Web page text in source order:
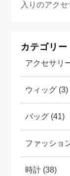
入りのアクセ
カテゴリー
アクセサリ
ウィッグ (3)
バッグ (41)
ファッショ
時計 (38)